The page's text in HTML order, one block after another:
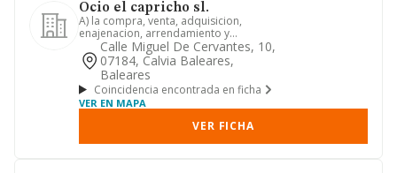
Ocio el capricho sl.
A) la compra, venta, adquisicion,
enajenacion, arrendamiento y
explotacion, por cualquier titulo, d...
Calle Miguel De Cervantes, 10,
07184, Calvia Baleares,
Baleares
Coincidencia encontrada en ficha
VER EN MAPA
VER FICHA